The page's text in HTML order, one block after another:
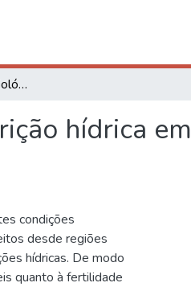
Características morfofisiológicas associadas á restrição hídrica em clones de eucalipto
hídrica em
condições
desde regiões
hídricas. De modo
quanto à fertilidade